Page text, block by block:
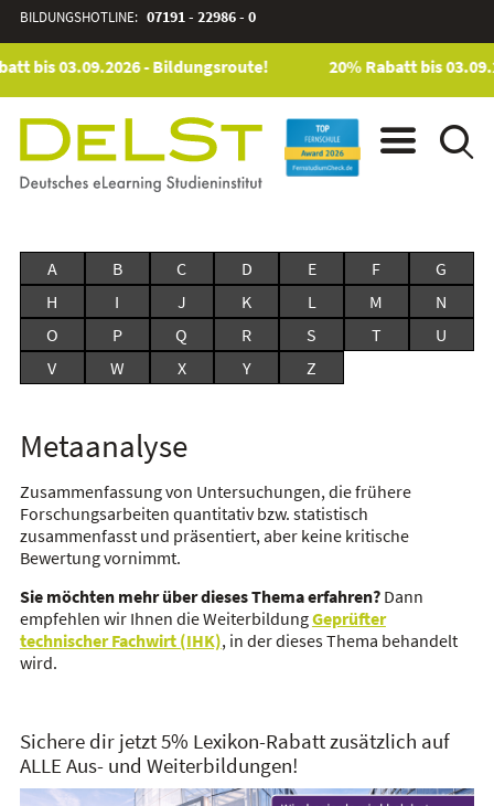
BILDUNGSHOTLINE: 07191 - 22986 - 0
bis 03.09.2026 - Bildungsroute! 20% Rabatt bis
A B C D E F
G
H
I J K L M
N
O
P Q R S T
U
V
W X Y Z
Metaanalyse
Zusammenfassung von Untersuchungen, die frühere
Forschungsarbeiten quantitativ bzw. statistisch
zusammenfasst und präsentiert, aber keine kritische
Bewertung vornimmt.
Sie möchten mehr über dieses Thema erfahren? Dann
empfehlen wir Ihnen die WeiterbildungGeprüfter
technischer Fachwirt (IHK), in der dieses Thema behandelt
wird.
Sichere dir jetzt 5% Lexikon-Rabatt zusätzlich auf
ALLE Aus- und Weiterbildungen!